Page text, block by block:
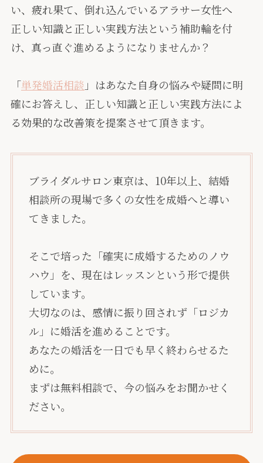
い、疲れ果て、倒れ込んでいるアラサー女性へ
正しい知識と正しい実践方法という補助輪を付
け、真っ直ぐ進めるようになりませんか？
「単発婚活相談 」はあなた自身の悩みや疑問に明
確にお答えし、正しい知識と正しい実践方法によ
る効果的な改善策を提案させて頂きます。
ブライダルサロン東京は、10年以上、結婚
相談所の現場で多くの女性を成婚へと導い
てきました。
そこで培った「確実に成婚するためのノウ
ハウ」を、現在はレッスンという形で提供
しています。
大切なのは、感情に振り回されず「ロジカ
ル」に婚活を進めることです。
あなたの婚活を一日でも早く終わらせるた
めに。
まずは無料相談で、今の悩みをお聞かせく
ださい。